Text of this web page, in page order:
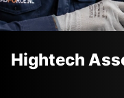
Hightech